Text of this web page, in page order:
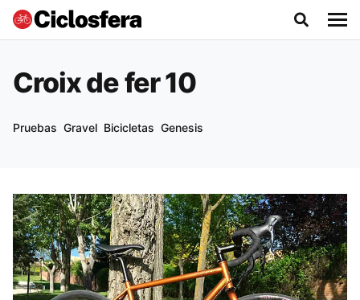
Croix de fer 10
Pruebas Gravel Bicicletas Genesis